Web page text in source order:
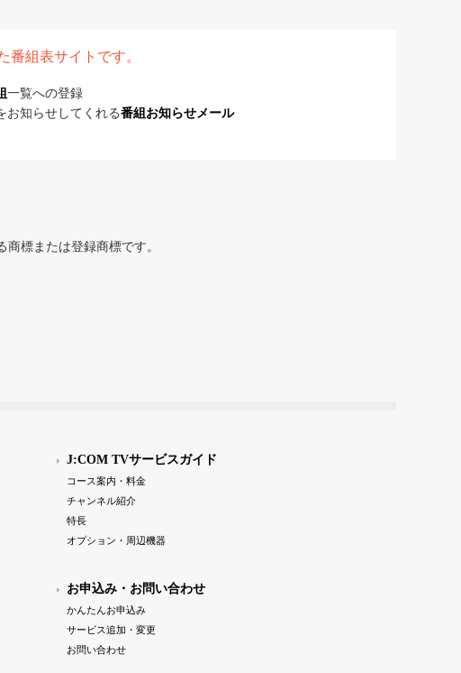
番組表サイトです。
一覧への登録
お知らせしてくれる番組お知らせメール
標または登録商標です。
J:COM TVサービスガイド
コース案内・料金
チャンネル紹介
特長
オプション・周辺機器
お申込み・お問い合わせ
かんたんお申込み
サービス追加・変更
お問い合わせ